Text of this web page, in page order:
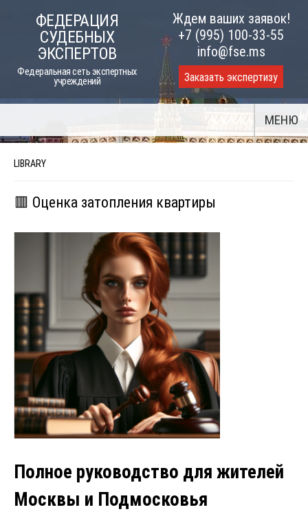
ФЕДЕРАЦИЯ
СУДЕБНЫХ
ЭКСПЕРТОВ
Федеральная сеть экспертных
учреждений
Ждем ваших заявок!
+7 (995) 100-33-55
info@fse.ms
Заказать экспертизу
МЕНЮ
LIBRARY
🟥 Оценка затопления квартиры
Полное руководство для жителей
Москвы и Подмосковья